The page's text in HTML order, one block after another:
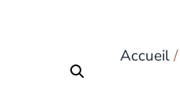
Accueil/